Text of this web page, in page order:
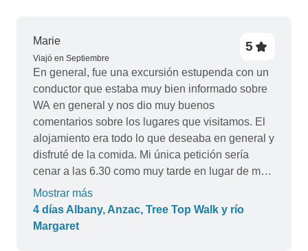
Marie
Viajó en Septiembre
5
En general, fue una excursión estupenda con un
conductor que estaba muy bien informado sobre
WA en general y nos dio muy buenos
comentarios sobre los lugares que visitamos. El
alojamiento era todo lo que deseaba en general y
disfruté de la comida. Mi única petición sería
cenar a las 6.30 como muy tarde en lugar de más
tarde.
Mostrar más
4 días Albany, Anzac, Tree Top Walk y río
Margaret